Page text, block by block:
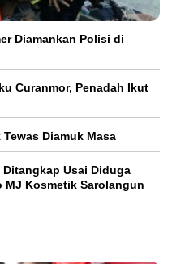
Diamankan Polisi di
Curanmor, Penadah Ikut
Diamuk Masa
Usai Diduga
MJ Kosmetik Sarolangun